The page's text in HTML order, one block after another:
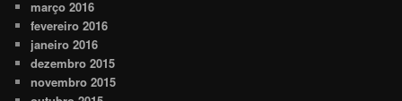
março 2016
fevereiro 2016
janeiro 2016
dezembro 2015
novembro 2015